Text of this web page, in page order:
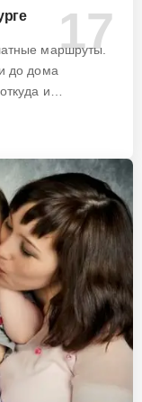
маршруты.
до дома
и…